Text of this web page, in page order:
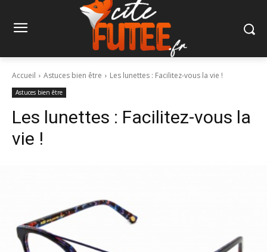
Accueil Astuces bien être Les lunettes : Facilitez-vous la vie !
Astuces bien être
Les lunettes : Facilitez-vous la
vie !